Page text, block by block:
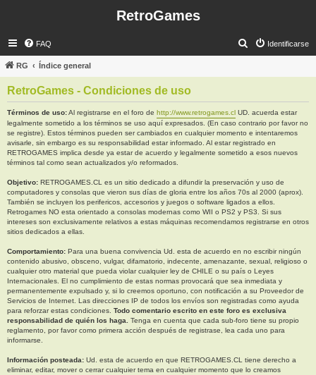
RetroGames
FAQ Identificarse
s
a
r
RG Índice general
RetroGames - Condiciones de uso
Términos de uso:Al registrarse en el foro de http://www.retrogames.cl UD. acuerda estar
legalmente sometido a los términos se uso aquí expresados. (En caso contrario por favor no
se registre). Estos términos pueden ser cambiados en cualquier momento e intentaremos
avisarle, sin embargo es su responsabilidad estar informado. Al estar registrado en
RETROGAMES implica desde ya estar de acuerdo y legalmente sometido a esos nuevos
términos tal como sean actualizados y/o reformados.
Objetivo: RETROGAMES.CL es un sitio dedicado a difundir la preservación y uso de
computadores y consolas que vieron sus días de gloria entre los años 70s al 2000 (aprox).
También se incluyen los perifericos, accesorios y juegos o software ligados a ellos.
Retrogames NO esta orientado a consolas modernas como WII o PS2 y PS3. Si sus
intereses son exclusivamente relativos a estas máquinas recomendamos registrarse en otros
sitios dedicados a ellas.
Comportamiento: Para una buena convivencia Ud. esta de acuerdo en no escribir ningún
contenido abusivo, obsceno, vulgar, difamatorio, indecente, amenazante, sexual, religioso o
cualquier otro material que pueda violar cualquier ley de CHILE o su país o Leyes
Internacionales. El no cumplimiento de estas normas provocará que sea inmediata y
permanentemente expulsado y, si lo creemos oportuno, con notificación a su Proveedor de
Servicios de Internet. Las direcciones IP de todos los envíos son registradas como ayuda
para reforzar estas condiciones. Todo comentario escrito en este foro es exclusiva
responsabilidad de quién los haga.
Tenga en cuenta que cada sub-foro tiene su propio
reglamento, por favor como primera acción después de registrase, lea cada uno para
informarse.
Información posteada: Ud. esta de acuerdo en que RETROGAMES.CL tiene derecho a
eliminar, editar, mover o cerrar cualquier tema en cualquier momento que lo creamos